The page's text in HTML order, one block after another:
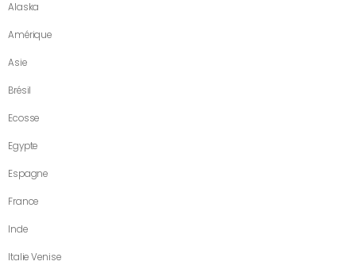
Alaska
Amérique
Asie
Brésil
Ecosse
Egypte
Espagne
France
Inde
Italie Venise